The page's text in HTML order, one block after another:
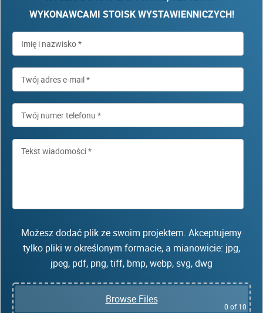
WYKONAWCAMI STOISK WYSTAWIENNICZYCH!
Możesz dodać plik ze swoim projektem. Akceptujemy
tylko pliki w określonym formacie, a mianowicie: jpg,
jpeg, pdf, png, tiff, bmp, webp, svg, dwg
Browse Files
0 of 10